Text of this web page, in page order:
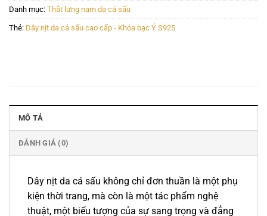
Danh mục: Thắt lưng nam da cá sấu
Thẻ: Dây nịt da cá sấu cao cấp - Khóa bạc Ý S925
MÔ TẢ
ĐÁNH GIÁ (0)
Dây nịt da cá sấu không chỉ đơn thuần là một phụ
kiện thời trang, mà còn là một tác phẩm nghệ
thuật, một biểu tượng của sự sang trọng và đẳng